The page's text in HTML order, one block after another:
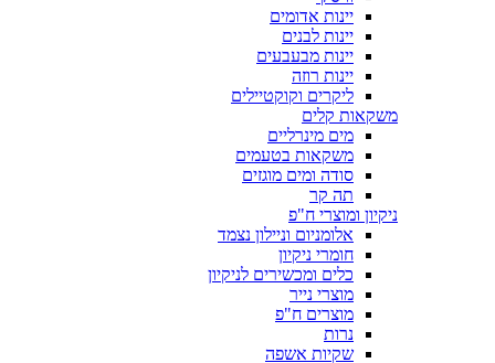
יינות אדומים
יינות לבנים
יינות מבעבעים
יינות רוזה
ליקרים וקוקטיילים
משקאות קלים
מים מינרליים
משקאות בטעמים
סודה ומים מוגזים
תה קר
ניקיון ומוצרי ח"פ
אלומניום וניילון נצמד
חומרי ניקיון
כלים ומכשירים לניקיון
מוצרי נייר
מוצרים ח"פ
נרות
שקיות אשפה